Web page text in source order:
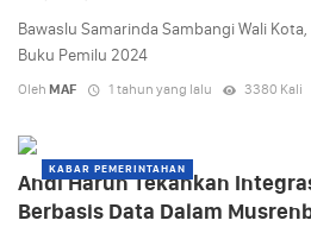
Bawaslu Samarinda Sambangi Wali
Buku Pemilu 2024
Oleh MAF 1 tahun yang lalu 3380 Kali
KABAR PEMERINTAHAN
Andi Harun Tekankan
Berbasis Data Dalam